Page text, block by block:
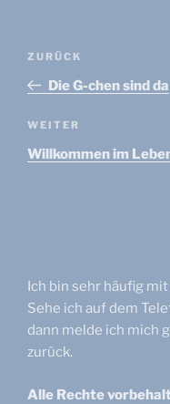
Vorheriger
Beitrag
ZURÜCK
Die G-chen sind da
Nächster
Beitrag
WEITER
Willkommen im
Ich bin sehr häufig
Sehe ich auf dem
dann melde ich mich
zurück.
Alle Rechte